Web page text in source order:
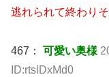
逃れられて終わりそ
467： 可愛い奥様
ID:rtslDxMd0